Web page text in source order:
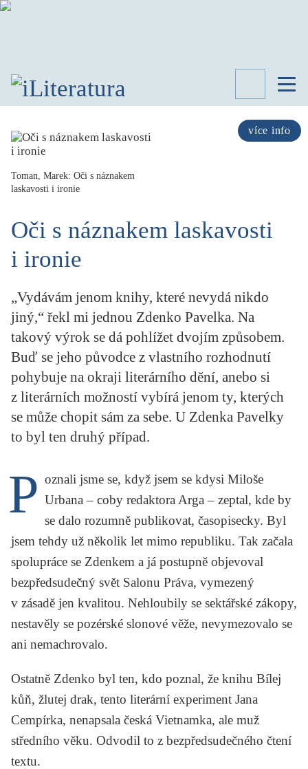
více info
LITERATURY
KATEGORIE
PŘEHLED
KRITIKA PŘEKLADU
UKÁZKA
SLOUPEK
ILIGLOSA
Toman, Marek: Oči s náznakem
laskavosti i ironie
Oči s náznakem laskavosti
i ironie
„Vydávám jenom knihy, které nevydá nikdo
jiný,“ řekl mi jednou Zdenko Pavelka. Na
takový výrok se dá pohlížet dvojím způsobem.
Buď se jeho původce z vlastního rozhodnutí
pohybuje na okraji literárního dění, anebo si
z literárních možností vybírá jenom ty, kterých
se může chopit sám za sebe. U Zdenka Pavelky
to byl ten druhý případ.
P oznali jsme se, když jsem se kdysi Miloše
Urbana – coby redaktora Arga – zeptal, kde by
se dalo rozumně publikovat, časopisecky. Byl
jsem tehdy už několik let mimo republiku. Tak začala
spolupráce se Zdenkem a já postupně objevoval
bezpředsudečný svět Salonu Práva, vymezený
v zásadě jen kvalitou. Nehloubily se sektářské zákopy,
nestavěly se pozérské slonové věže, nevymezovalo se
ani nemachrovalo.
Ostatně Zdenko byl ten, kdo poznal, že knihu Bílej
kůň, žlutej drak, tento literární experiment Jana
Cempírka, nenapsala česká Vietnamka, ale muž
středního věku. Odvodil to z bezpředsudečného čtení
textu.